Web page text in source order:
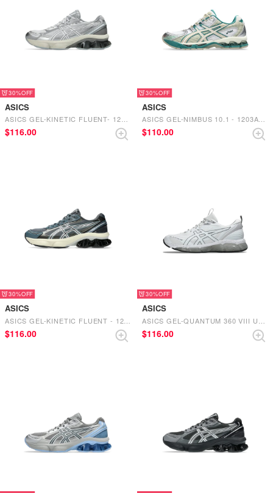
30%
ASICS
$‌116.00
30%
ASICS
$‌110.00
30%
ASICS
$‌116.00
30%
ASICS
$‌116.00